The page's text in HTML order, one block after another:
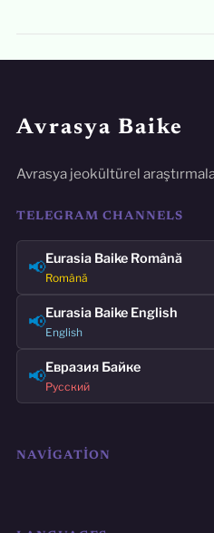
Avrasya Baike
Avrasya jeokültürel
TELEGRAM CHANNELS
📢Eurasia Baike Română
Română
📢Eurasia Baike English
English
📢Евразия Байке
Русский
NAVIGATION